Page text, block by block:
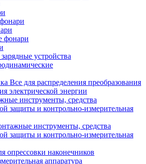
фонари
устройства
Все для распределения преобразования
электрической энергии
инструменты, средства
защиты и контрольно-измерительная
инструменты, средства
защиты и контрольно-измерительная
опрессовки наконечников
аппаратура